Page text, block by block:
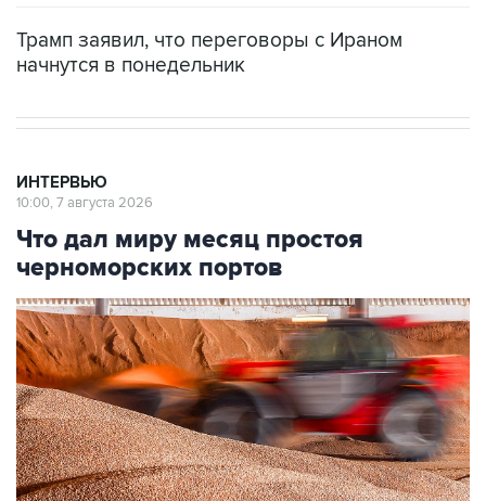
Трамп заявил, что переговоры с Ираном
начнутся в понедельник
ИНТЕРВЬЮ
10:00, 7 августа 2026
Что дал миру месяц простоя
черноморских портов